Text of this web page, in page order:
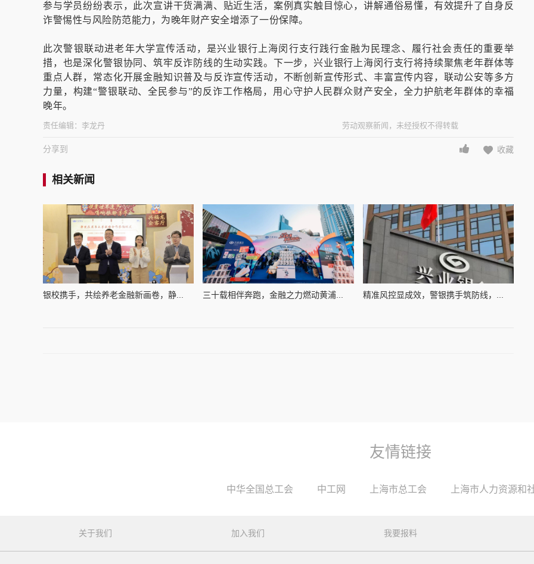
参与学员纷纷表示，此次宣讲干货满满、贴近生活，案例真实触目惊心，讲解通俗易懂，有效提升了自身反
诈警惕性与风险防范能力，为晚年财产安全增添了一份保障。
此次警银联动进老年大学宣传活动，是兴业银行上海闵行支行践行金融为民理念、履行社会责任的重要举
措，也是深化警银协同、筑牢反诈防线的生动实践。下一步，兴业银行上海闵行支行将持续聚焦老年群体等
重点人群，常态化开展金融知识普及与反诈宣传活动，不断创新宣传形式、丰富宣传内容，联动公安等多方
力量，构建“警银联动、全民参与”的反诈工作格局，用心守护人民群众财产安全，全力护航老年群体的幸福
晚年。
责任编辑： 李龙丹 劳动观察新闻，未经授权不得转载
分享到 收藏
相关新闻
银校携手，共绘养老金融新画卷，静... 三十载相伴奔跑，金融之力燃动黄浦... 精准风控显成效，警银携手筑防线，...
友情链接
中华全国总工会 中工网 上海市总工会 上海市人力资源和
关于我们 加入我们 我要报料